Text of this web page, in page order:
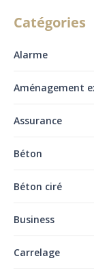
Catégories
Alarme
Aménagement
Assurance
Béton
Béton ciré
Business
Carrelage